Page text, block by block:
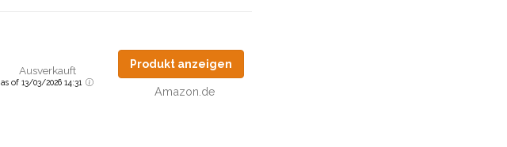
Ausverkauft
as of 13/03/2026 14:31
Produkt anzeigen
Amazon.de